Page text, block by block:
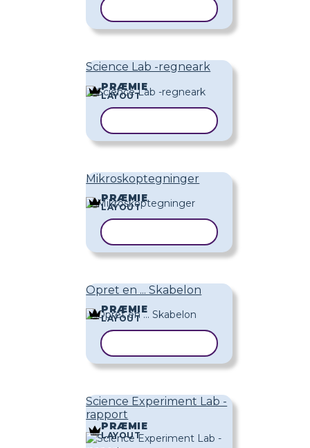
Science Lab -regneark
PRÆMIE
LAYOUT
Mikroskoptegninger
PRÆMIE
LAYOUT
Opret en ... Skabelon
PRÆMIE
LAYOUT
Science Experiment Lab -
rapport
PRÆMIE
LAYOUT